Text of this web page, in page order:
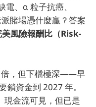
、α 粒子抗癌、
賭場憑什麼贏？答案
美風險報酬比（Risk-
倍，但下檔極深——早
鎖資金到 2027 年。
現金流可見，但已是